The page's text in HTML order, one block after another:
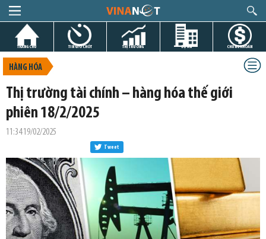
TRANG CHỦ TIN GIỜ CHÓT THỊ TRƯỜNG DỰ ÁN CHỨNG KHOÁN
HÀNG HÓA
Thị trường tài chính – hàng hóa thế giới
phiên 18/2/2025
11:34 19/02/2025
Tweet